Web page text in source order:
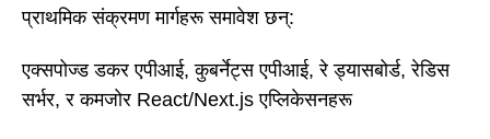
प्राथमिक संक्रमण मार्गहरू समावेश छन्:
एक्सपोज्ड डकर एपीआई, कुबर्नेट्स एपीआई, रे ड्यासबोर्ड, रेडिस
सर्भर, र कमजोर React/Next.js एप्लिकेसनहरू